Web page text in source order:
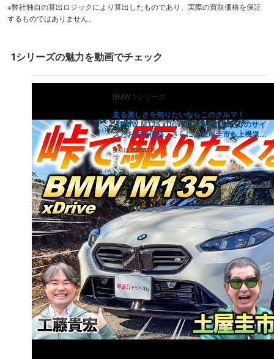
2019 年式
（311.1万円） 248.9
（289.2万円）
214.6万円 137.4万円 87.9万円 56.3万円 36
万円 140.3 万円
2015年式
256.5万円） 205.2万円 131.3万円 84万円 53.8万円
2014年式
236.6万円） 189.3万円 121.1万円 77.5 万円 49.6万円
2013年式
229.9万円） 183.9万円 117.7万円 75.3万円 48.2万円
2012年式
229.9万円） 183.9万円 117.7万円 75.3万円 48.2万円
2011年式
178.5万円） 142.8万円 91.4 万円 37.4万円 24
2010年式
229.9万円） 183.9万円 117.7万円 75.3 万円 48.2万円
2009年式
229.9万円） 183.9万円 117.7万円 75.3万円 48.2万円
2008年式
229.9万円） 183.9万円 117.7万円 75.3万円 48.2万円
※弊社独自の算出ロジックにより算出したものであり、実際の買取価格を保証
するものではありません。
1シリーズの魅力を動画でチェック
BMW 1シリーズ
走る楽しさを知りたいならこのクルマ！
【BMW Ｍ135 xDrive】日本にぴったりのサイ
ズとお手頃価格、さらには土屋圭市も上機嫌の
運転性能！
投稿日2025/2/18